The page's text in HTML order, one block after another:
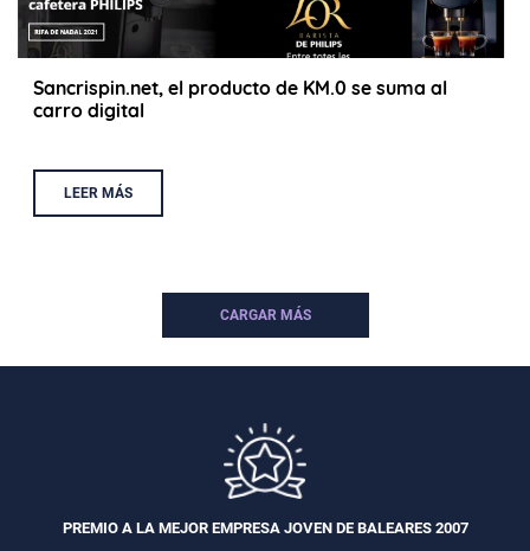
Sancrispin.net, el producto de KM.0 se suma al
carro digital
LEER MÁS
CARGAR MÁS
PREMIO A LA MEJOR EMPRESA JOVEN DE BALEARES 2007